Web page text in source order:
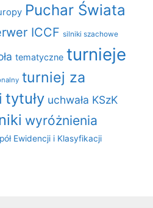
Puchar Świata
ICCF silniki szachowe
tematyczne turnieje
turniej za
tytuły uchwała KSzK
wyróżnienia
Ewidencji i Klasyfikacji